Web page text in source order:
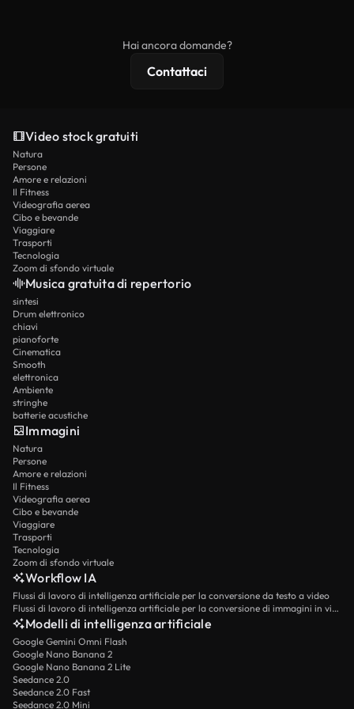
Hai ancora domande?
Contattaci
Video stock gratuiti
Natura
Persone
Amore e relazioni
Il Fitness
Videografia aerea
Cibo e bevande
Viaggiare
Trasporti
Tecnologia
Zoom di sfondo virtuale
Musica gratuita di repertorio
sintesi
Drum elettronico
chiavi
pianoforte
Cinematica
Smooth
elettronica
Ambiente
stringhe
batterie acustiche
Immagini
Natura
Persone
Amore e relazioni
Il Fitness
Videografia aerea
Cibo e bevande
Viaggiare
Trasporti
Tecnologia
Zoom di sfondo virtuale
Workflow IA
Flussi di lavoro di intelligenza artificiale per la conversione da testo a video
Flussi di lavoro di intelligenza artificiale per la conversione di immagini in video
Modelli di intelligenza artificiale
Google Gemini Omni Flash
Google Nano Banana 2
Google Nano Banana 2 Lite
Seedance 2.0
Seedance 2.0 Fast
Seedance 2.0 Mini